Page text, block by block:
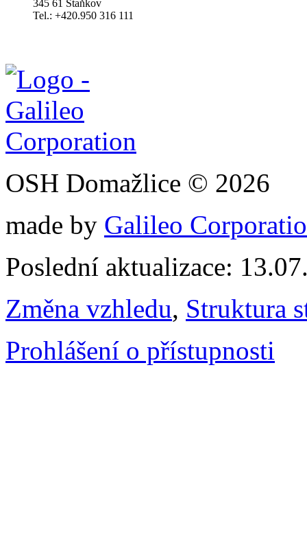
345 61 Staňkov
Tel.: +420.950 316 111
OSH Domažlice © 2026
made by Galileo
Poslední aktualizace:
Změna vzhledu, Struktura
Prohlášení o přístupnosti